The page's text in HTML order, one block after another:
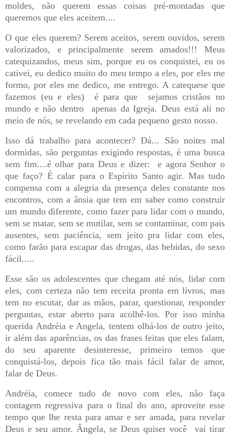
moldes, não querem essas coisas pré-montadas que
queremos que eles aceitem....
O que eles querem? Serem aceitos, serem ouvidos, serem
valorizados, e principalmente serem amados!!! Meus
catequizandos, meus sim, porque eu os conquistei, eu os
cativei, eu dedico muito do meu tempo a eles, por eles me
formo, por eles me dedico, me entrego. A catequese que
fazemos (eu e eles)
é para que
sejamos cristãos no
mundo e não dentro
apenas da Igreja. Deus está ali no
meio de nós, se revelando em cada pequeno gesto nosso.
Isso dá trabalho para acontecer? Dá... São noites mal
dormidas, são perguntas exigindo respostas, é uma busca
sem fim....é olhar para Deus e dizer:
e agora Senhor o
que faço? É calar para o Espírito Santo agir. Mas tudo
compensa com a alegria da presença deles constante nos
encontros, com a ânsia que tem em saber como construir
um mundo diferente, como fazer para lidar com o mundo,
sem se matar, sem se mutilar, sem se contaminar, com pais
ausentes, sem paciência, sem jeito pra lidar com eles,
como farão para escapar das drogas, das bebidas, do sexo
fácil.....
Esse são os adolescentes que chegam até nós, lidar com
eles, com certeza não tem receita pronta em livros, mas
tem no escutar, dar as mãos, parar, questionar, responder
perguntas, estar aberto para acolhê-los. Por isso minha
querida Andréia e Angela, tentem olhá-los de outro jeito,
ir além das aparências, os das frases feitas que eles falam,
do seu aparente desinteresse, primeiro temos que
conquistá-los, depois fica tão mais fácil falar de amor,
falar de Deus.
Andréia, comece tudo de novo com eles, não faça
contagem regressiva para o final do ano, aproveite esse
tempo que lhe resta para amar e ser amada, para revelar
Deus e seu amor. Ângela, se Deus quiser você
vai tirar